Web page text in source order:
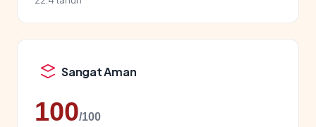
Sangat Aman
100/100